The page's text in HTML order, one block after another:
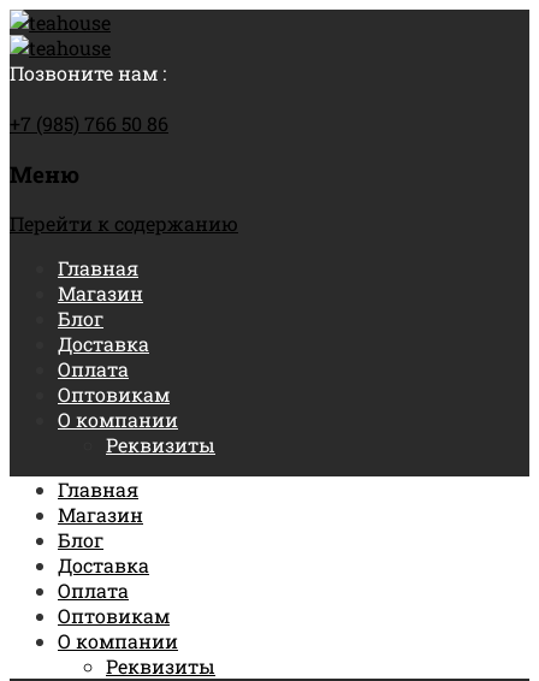
Позвоните нам :
+7 (985) 766 50 86
Меню
Перейти к содержанию
Главная
Магазин
Блог
Доставка
Оплата
Оптовикам
О компании
Реквизиты
Главная
Магазин
Блог
Доставка
Оплата
Оптовикам
О компании
Реквизиты